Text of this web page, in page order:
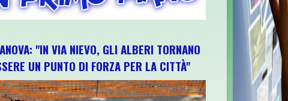
"IN VIA NIEVO, GLI ALBERI TORNANO
UN PUNTO DI FORZA PER LA CITTÀ"